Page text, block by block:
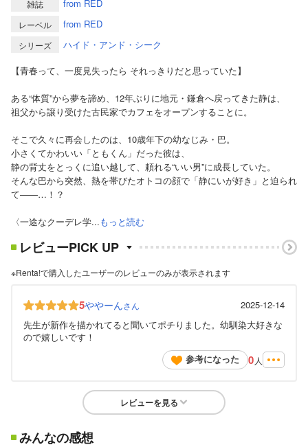
雑誌 from RED
レーベル from RED
シリーズ
ハイド・アンド・シーク
【青春って、一度見失ったら それっきりだと思っていた】
ある“体質”から夢を諦め、12年ぶりに地元・鎌倉へ戻ってきた静は、
祖父から譲り受けた古民家でカフェをオープンすることに。
そこで久々に再会したのは、10歳年下の幼なじみ・巴。
小さくてかわいい「ともくん」だった彼は、
静の背丈をとっくに追い越して、頼れる“いい男”に成長していた。
そんな巴から突然、熱を帯びたオトコの顔で「静にいが好き」と迫られ
て――…！？
〈一途なクーデレ学...もっと読む
レビューPICK UP
※Renta!で購入したユーザーのレビューのみが表示されます
5ややーんさん
2025-12-14
先生が新作を描かれてると聞いてポチりました。幼馴染大好きな
ので嬉しいです！
参考になった
0 人
レビューを見る
みんなの感想